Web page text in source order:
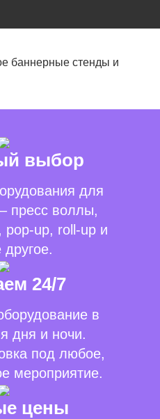
баннерные стенды и
выбор
для
пресс воллы,
pop-up, roll-up и
другое.
24/7
в
дня и ночи.
под любое,
мероприятие.
цены